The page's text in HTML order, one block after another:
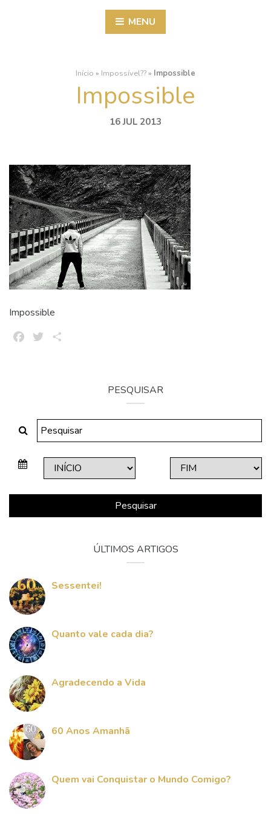
MENU
Início » Impossível?? » Impossible
Impossible
16 JUL 2013
Impossible
FacebookTwitter
PESQUISAR
Pesquisar
ÚLTIMOS ARTIGOS
Sessentei!
Quanto vale cada dia?
Agradecendo a Vida
60 Anos Amanhã
Quem vai Conquistar o Mundo Comigo?